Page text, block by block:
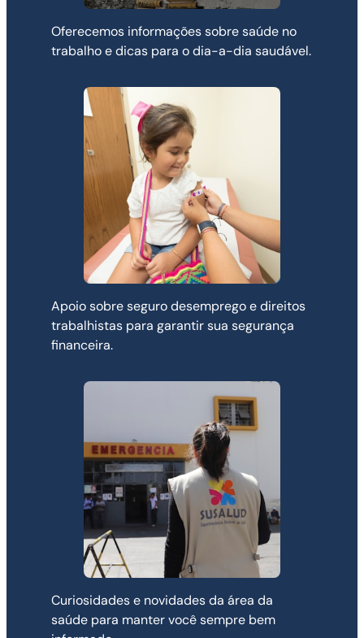
Oferecemos informações sobre saúde no
trabalho e dicas para o dia-a-dia saudável.
Apoio sobre seguro desemprego e direitos
trabalhistas para garantir sua segurança
financeira.
Curiosidades e novidades da área da
saúde para manter você sempre bem